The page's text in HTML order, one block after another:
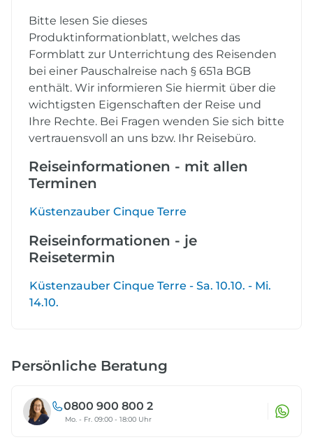
Bitte lesen Sie dieses
Produktinformationblatt, welches das
Formblatt zur Unterrichtung des Reisenden
bei einer Pauschalreise nach § 651a BGB
enthält. Wir informieren Sie hiermit über die
wichtigsten Eigenschaften der Reise und
Ihre Rechte. Bei Fragen wenden Sie sich bitte
vertrauensvoll an uns bzw. Ihr Reisebüro.
Reiseinformationen - mit allen
Terminen
Küstenzauber Cinque Terre
Reiseinformationen - je
Reisetermin
Küstenzauber Cinque Terre - Sa. 10.10. - Mi.
14.10.
Persönliche Beratung
0800 900 800 2
Mo. - Fr. 09:00 - 18:00 Uhr